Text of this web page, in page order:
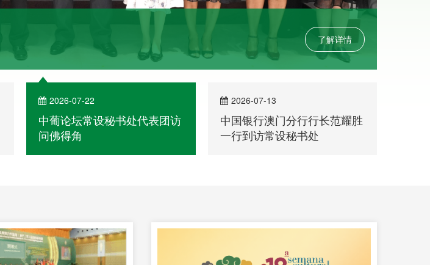
了解详情
2026-07-22
中葡论坛常设秘书处代表团访
问佛得角
2026-07-13
中国银行澳门分行行长范耀胜
一行到访常设秘书处